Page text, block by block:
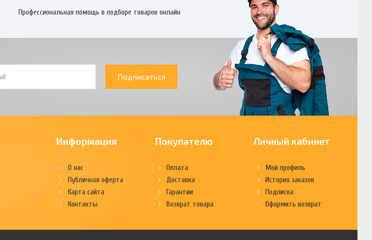
Профессиональная помощь в подборе товаров онлайн
Подписаться
Информация
О нас
Публичная оферта
Карта сайта
Контакты
Покупателю
Оплата
Доставка
Гарантии
Возврат товара
Личный кабинет
Мой профиль
История заказов
Подписка
Оформить возврат